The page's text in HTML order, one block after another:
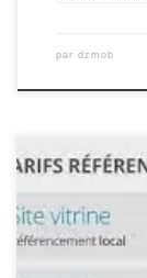
par dzmob
Référencement
référencement
entreprise